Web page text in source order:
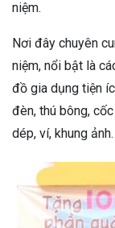
niệm.
Nơi đây chuyên
niệm, nổi bật là
đồ gia dụng tiện
đèn, thú bông,
dép, ví, khung